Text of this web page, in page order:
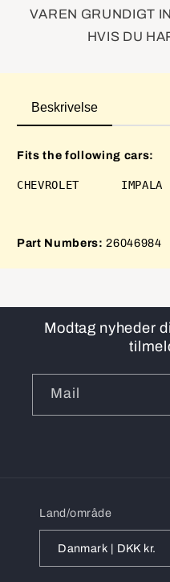
VAREN GRUNDIGT
HVIS DU
Beskrivelse
Fits the following cars:
Part Numbers:26046984
Modtag nyheder
Mail
Land/område
Danmark | DKK kr.